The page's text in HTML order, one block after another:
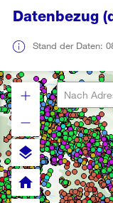
Datenbezug
Stand der Daten:
layers
home